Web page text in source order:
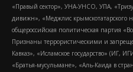
«Правый сектор», УНА-УНСО, УПА,
дивижн», «Меджлис крымскотатарского
общероссийская политическая партия
Признаны террористическими и
Кавказ», «Исламское государство» (ИГ,
«Братья-мусульмане», «Аль-Каида в